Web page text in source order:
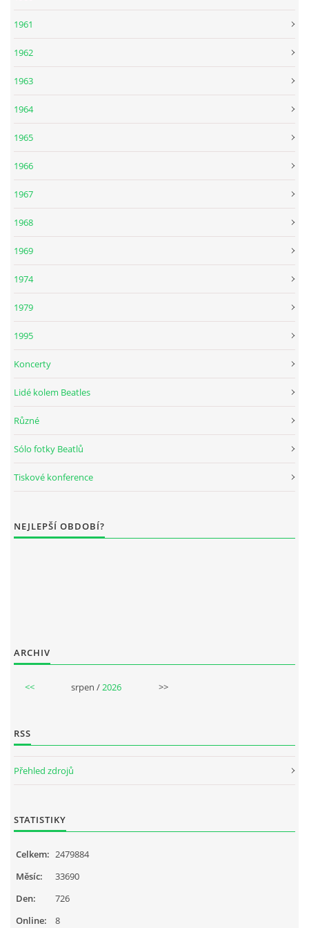
SKLADBY + INFO + AKORDY
BEATLES MONTHLY BOOK
KNIHY O BEATLES II
KALENDÁŘ 1963-64
KALENDÁŘ 1967-68
KALENDÁŘ 1971 - 79
KONCERTY 1957 - 1964
SPOLUPRÁCE NA JINÝCH PROJEKTECH
JMENNÝ SLOVNÍK
ZDROJE
1961
1962
1963
1964
1965
1966
1967
1968
1969
1974
1979
1995
Koncerty
Lidé kolem Beatles
Různé
Sólo fotky Beatlů
Tiskové konference
NEJLEPŠÍ OBDOBÍ?
ARCHIV
<< srpen /2026 >>
RSS
Přehled zdrojů
STATISTIKY
Online: 8
Celkem: 2479884
Měsíc:
33690
Den:
726